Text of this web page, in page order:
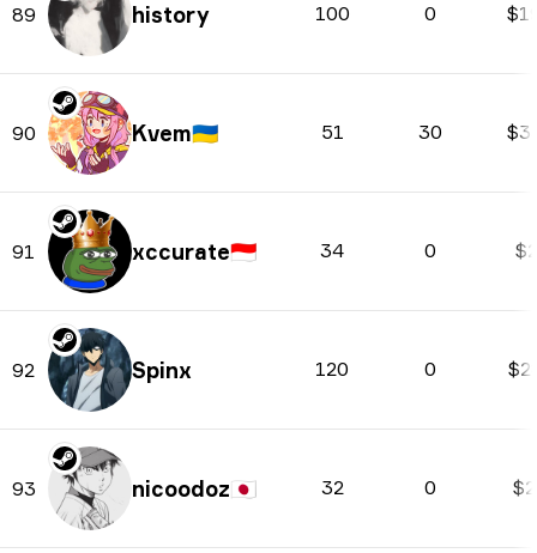
89 history 100 0
90 Kvem🇺🇦 51 30
91 xccurate🇮🇩 34 0
92 Spinx 120 0
93 nicoodoz🇯🇵 32 0